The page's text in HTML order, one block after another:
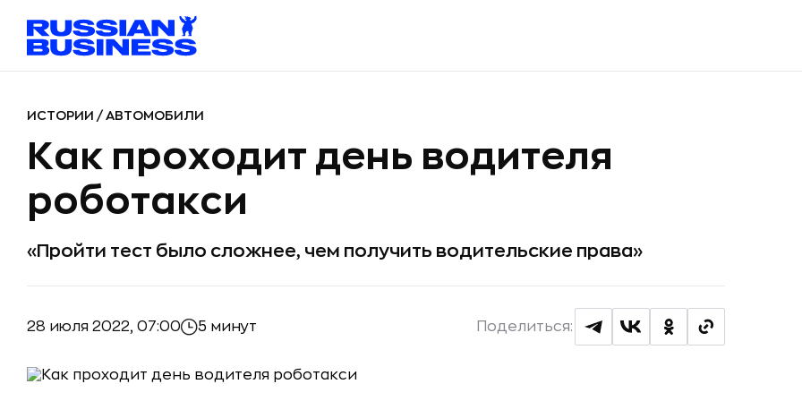
ИСТОРИИ / АВТОМОБИЛИ
Как проходит день водителя
роботакси
«Пройти тест было сложнее, чем получить водительские права»
28 июля 2022, 07:00 5 минут Поделиться: